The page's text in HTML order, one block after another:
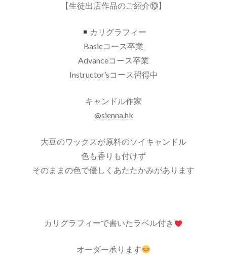
【生徒出店作品のご紹介⑩】
カリグラフィー
Basicコース卒業
Advanceコース卒業
Instructor’sコース習得中
キャンドル作家
@sienna.hk
大豆のワックスが原料のソイキャンドル
色も香りも付けず
そのままの色で優しくあたたかみがあります
カリグラフィーで書いたラベル付き
オーダー承ります